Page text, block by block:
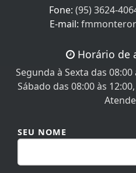
Fone: (95) 3624-
E-mail:
Horário de
Segunda à Sexta das
Sábado das 08:00 às
SEU NOME